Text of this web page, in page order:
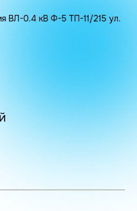
ВЛ-0.4 кВ Ф-5 ТП-11/215 ул.